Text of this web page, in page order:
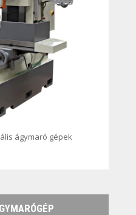
ágymaró gépek